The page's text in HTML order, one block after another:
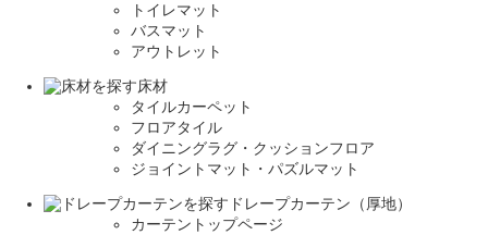
トイレマット
バスマット
アウトレット
床材
タイルカーペット
フロアタイル
ダイニングラグ・クッションフロア
ジョイントマット・パズルマット
ドレープカーテン（厚地）
カーテントップページ